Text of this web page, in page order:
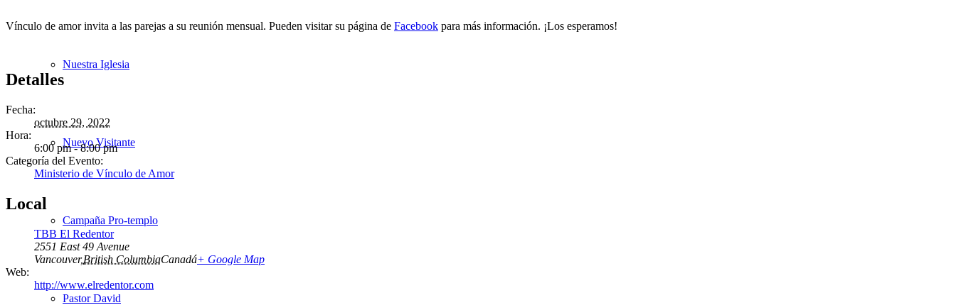
Nuestra Iglesia
Nuevo Visitante
Campaña Pro-templo
Pastor David
Vínculo de amor invita a las parejas a su reunión mensual. Pueden visitar su página de Facebook para más información. ¡Los esperamos!
Detalles
Fecha:
octubre 29, 2022
Hora:
6:00 pm - 8:00 pm
Categoría del Evento:
Ministerio de Vínculo de Amor
Local
TBB El Redentor
2551 East 49 Avenue
Vancouver,British ColumbiaCanadá+ Google Map
Web:
http://www.elredentor.com